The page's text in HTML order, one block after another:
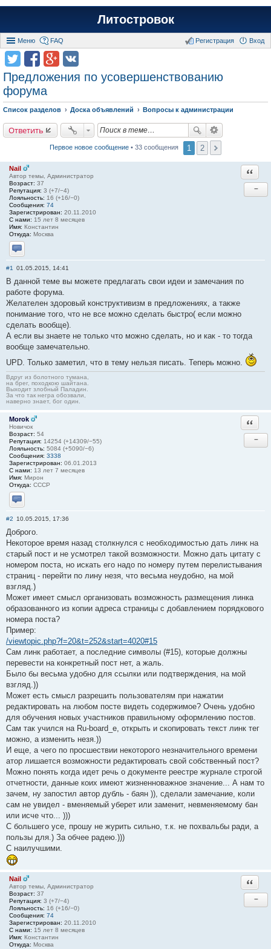
Литостровок
Меню FAQ Вход
Регистрация
Предложения по усовершенствованию
форума
Список разделов Доска объявлений Вопросы к администрации
Ответить
Первое новое сообщение • 33 сообщения 1 2
Nail
Автор темы, Администратор
Возраст: 37
Репутация: 3 (+7/−4)
Лояльность: 16 (+16/−0)
Сообщения: 74
Зарегистрирован: 20.11.2010
С нами: 15 лет 8 месяцев
Имя: Константин
Откуда: Москва
Отправить личное сообщение
−
#1 01.05.2015, 14:41
В данной теме вы можете предлагать свои идеи и замечания по
работе форума.
Желателен здоровый конструктивизм в предложениях, а также
понимание того, что не все можно сделать быстро( если можно
сделать вообще).
А если вы знаете не только что можно сделать, но и как - то тогда
вообще замечательно.
UPD. Только заметил, что в тему нельзя писать. Теперь можно.
Вдруг из болотного тумана,
на брег, походкою шайтана.
Выходит злобный Паладин.
За что так негра обозвали,
наверно знает, бог один.
Morok
Новичок
Возраст: 54
Репутация: 14254 (+14309/−55)
Лояльность: 5084 (+5090/−6)
Сообщения: 3338
Зарегистрирован: 06.01.2013
С нами: 13 лет 7 месяцев
Имя: Мирон
Откуда: СССР
Отправить личное сообщение
−
#2 10.05.2015, 17:36
Доброго.
Некоторое время назад столкнулся с необходимостью дать линк на
старый пост и не усмотрел такой возможности. Можно дать цитату с
номером поста, но искать его надо по номеру путем перелистывания
страниц - перейти по лину незя, что весьма неудобно, на мой
взгляд.)
Может имеет смысл организовать возможность размещения линка
образованного из копии адреса страницы с добавлением порядкового
номера поста?
Пример:
/viewtopic.php?f=20&t=252&start=4020#15
Сам линк работает, а последние символы (#15), которые должны
перевести на конкретный пост нет, а жаль.
Было бы весьма удобно для ссылки или подтверждения, на мой
взгляд.))
Может есть смысл разрешить пользователям при нажатии
редактировать на любом посте видеть содержимое? Очень удобно
для обучения новых участников правильному оформлению постов.
Сам так учился на Ru-board_е, открыть и скопировать текст линк тег
можно, а изменить незя.))
И еще, а чего по просшествии некоторого незначительного времени
атор лишается возможности редактировать свой собственный пост?
Можно понять когда идет речь о документе реестре журнале строгой
отчетности, данные коих имеют жизненноважное значение... А нам то
зачем, ну запостил автор дубль - баян )), сделали замечание, коли
сам не увидел - вменяемый уберет или заменит, невменяемому бан
или исче что... )))
С большего усе, прошу не журить сильно, т.к. не похвальбы ради, а
пользы для.) За обчее радею.)))
С наилучшими.
Nail
Автор темы, Администратор
Возраст: 37
Репутация: 3 (+7/−4)
Лояльность: 16 (+16/−0)
Сообщения: 74
Зарегистрирован: 20.11.2010
С нами: 15 лет 8 месяцев
Имя: Константин
Откуда: Москва
−